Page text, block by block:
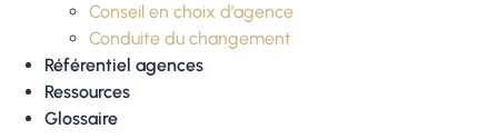
Conseil en choix d’agence
Conduite du changement
Référentiel agences
Ressources
Glossaire